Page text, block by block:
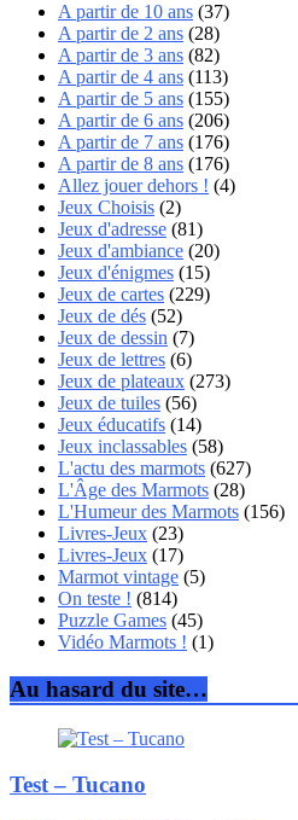
A partir de 10 ans (37)
A partir de 2 ans (28)
A partir de 3 ans (82)
A partir de 4 ans (113)
A partir de 5 ans (155)
A partir de 6 ans (206)
A partir de 7 ans (176)
A partir de 8 ans (176)
Allez jouer dehors ! (4)
Jeux Choisis (2)
Jeux d'adresse (81)
Jeux d'ambiance (20)
Jeux d'énigmes (15)
Jeux de cartes (229)
Jeux de dés (52)
Jeux de dessin (7)
Jeux de lettres (6)
Jeux de plateaux (273)
Jeux de tuiles (56)
Jeux éducatifs (14)
Jeux inclassables (58)
L'actu des marmots (627)
L'Âge des Marmots (28)
L'Humeur des Marmots (156)
Livres-Jeux (23)
Livres-Jeux (17)
Marmot vintage (5)
On teste ! (814)
Puzzle Games (45)
Vidéo Marmots ! (1)
Au hasard du site…
Test – Tucano